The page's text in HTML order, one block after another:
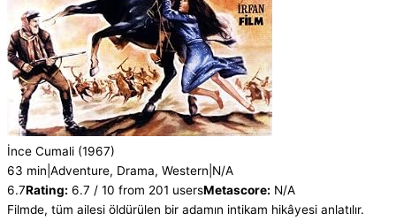
İnce Cumali (1967)
63 min Adventure, Drama, Western N/A
6.7Rating: 6.7 / 10 from 201 usersMetascore: N/A
Filmde, tüm ailesi öldürülen bir adamın intikam hikâyesi anlatılır.